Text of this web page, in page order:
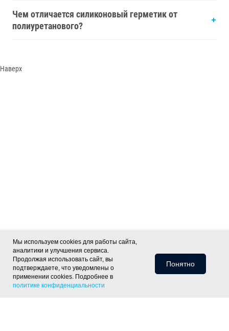
Мы используем cookies для работы сайта,
аналитики и улучшения сервиса.
Продолжая использовать сайт, вы
подтверждаете, что уведомлены о
применении cookies. Подробнее в
политике конфиденциальности
Понятно
Чем отличается силиконовый герметик от
полиуретанового?
Наверх